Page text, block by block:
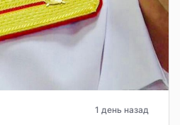
1 день назад